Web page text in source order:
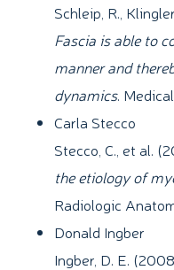
Schleip, R.,
Fascia is able to
manner and
dynamics.
Carla Stecco
Stecco, C., et al.
the etiology of
Radiologic
Donald Ingber
Ingber, D. E.